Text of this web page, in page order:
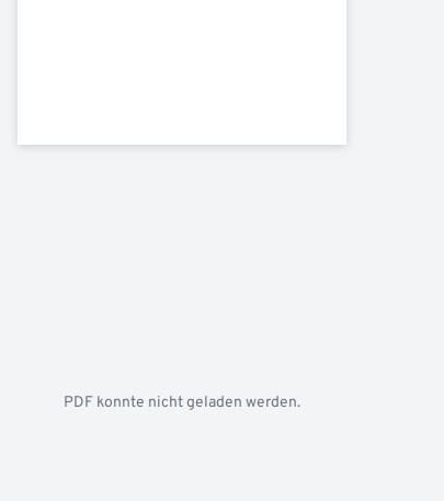
PDF konnte nicht geladen werden.